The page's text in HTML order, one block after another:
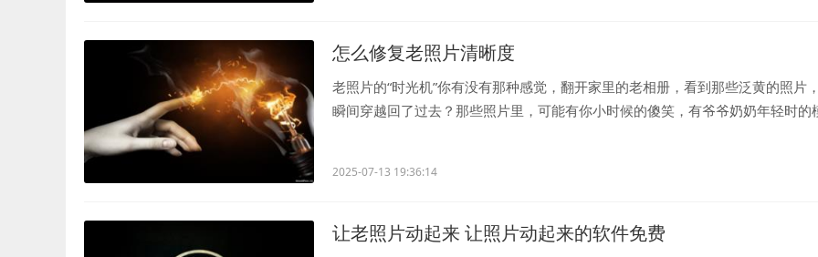
怎么修复老照片清晰度
老照片的“时光机”你有没有那种感觉，翻开家里的老相册，看到那些泛黄的照片
瞬间穿越回了过去？那些照片里，可能有你小时候的傻笑，有爷爷奶奶年轻时的
2025-07-13 19:36:14
让老照片动起来 让照片动起来的软件免费